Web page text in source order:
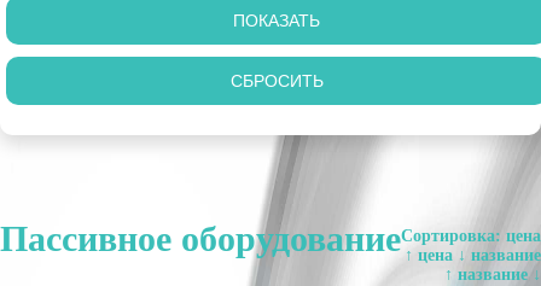
Пассивное оборудованиеСортировка: цена
↑ цена ↓ название
↑ название ↓